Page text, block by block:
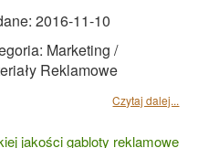
2016-11-10
Marketing /
Reklamowe
Czytaj dalej...
jakości gabloty reklamowe